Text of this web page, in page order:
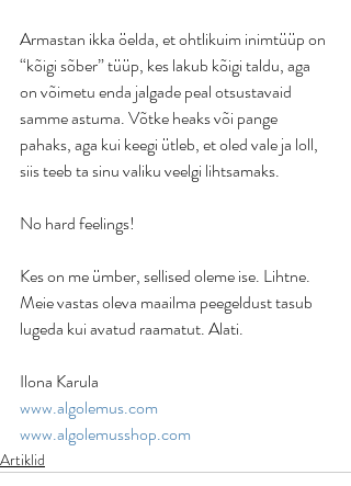
Armastan ikka öelda, et ohtlikuim inimtüüp on
“kõigi sõber” tüüp, kes lakub kõigi taldu, aga
on võimetu enda jalgade peal otsustavaid
samme astuma. Võtke heaks või pange
pahaks, aga kui keegi ütleb, et oled vale ja loll,
siis teeb ta sinu valiku veelgi lihtsamaks.
No hard feelings!
Kes on me ümber, sellised oleme ise. Lihtne.
Meie vastas oleva maailma peegeldust tasub
lugeda kui avatud raamatut. Alati.
Ilona Karula
www.algolemus.com
www.algolemusshop.com
Artiklid